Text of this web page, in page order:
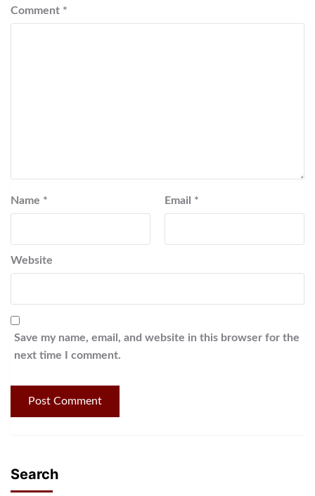
Comment *
Name * Email *
Website
Save my name, email, and website in this browser for the
next time I comment.
Search